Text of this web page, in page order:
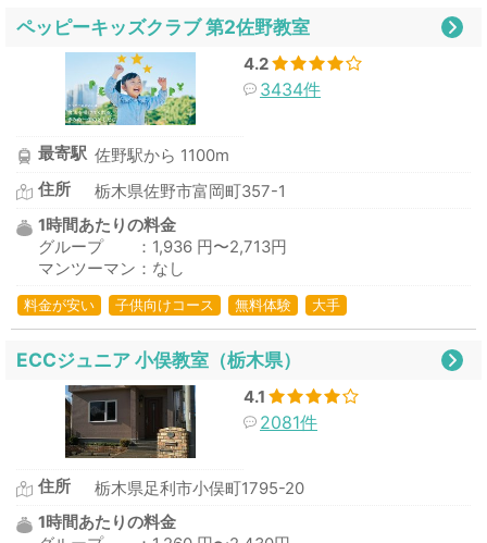
ペッピーキッズクラブ 第2佐野教室
4.2
3434件
最寄駅 佐野駅から 1100m
住所
栃木県佐野市富岡町357-1
1時間あたりの料金
グループ ：1,936 円〜2,713円
マンツーマン：なし
料金が安い 子供向けコース 無料体験 大手
ECCジュニア 小俣教室（栃木県）
4.1
2081件
住所
栃木県足利市小俣町1795-20
1時間あたりの料金